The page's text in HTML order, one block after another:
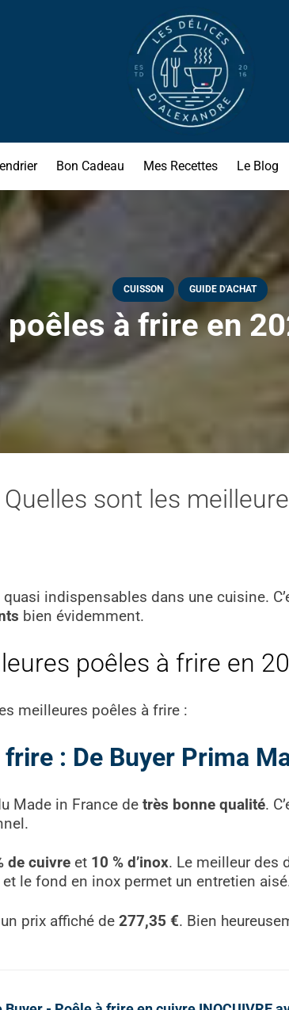
Bon Cadeau Mes Recettes Le Blog
CUISSON GUIDE D'ACHAT
à frire en
Quelles sont les
indispensables dans une cuisine.
bien évidemment.
poêles à frire en
meilleures poêles à frire :
: De Buyer Prima
Made in France de très bonne qualité.
de cuivre et 10 % d’inox. Le meilleur des
le fond en inox permet un entretien
prix affiché de 277,35 €. Bien